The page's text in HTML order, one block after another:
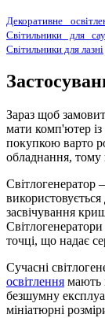
Декоративне
Світильники для
Світильники для лазні
Зараз щоб
мати комп'ютер
покупкою варто
обладнання, тому
Світлогенератор
засвічування
точці, що надає
Сучасні
освітлення мають
безшумну
мініатюрні